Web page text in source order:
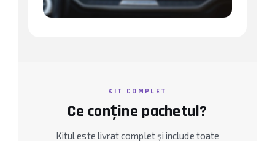
KIT COMPLET
Ce conține pachetul?
Kitul este livrat complet și include toate